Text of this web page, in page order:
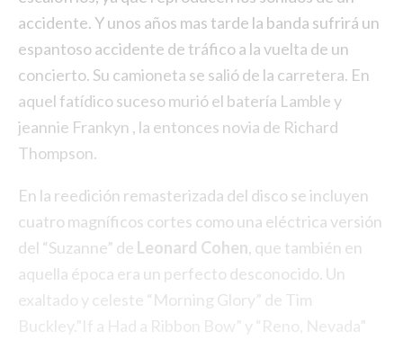
accidente. Y unos años mas tarde la banda sufrirá un
espantoso accidente de tráfico a la vuelta de un
concierto. Su camioneta se salió de la carretera. En
aquel fatídico suceso murió el batería Lamble y
jeannie Frankyn , la entonces novia de Richard
Thompson.
En la reedición remasterizada del disco se incluyen
cuatro magníficos cortes como una eléctrica versión
del “Suzanne” de Leonard Cohen, que también en
aquella época era un perfecto desconocido. Un
exaltado y celeste “Morning Glory” de Tim